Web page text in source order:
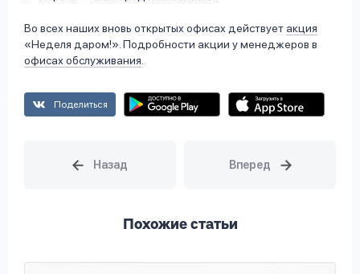
Во всех наших вновь открытых офисах действует акция
«Неделя даром!». Подробности акции у менеджеров в
офисах обслуживания.
Поделиться
Похожие статьи